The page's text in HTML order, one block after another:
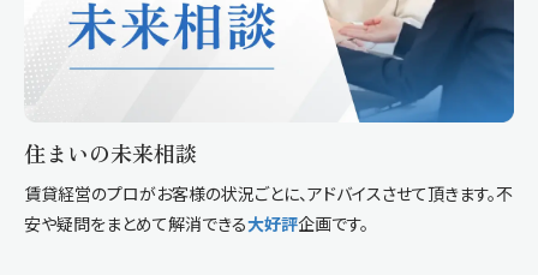
住まいの未来相談
賃貸経営のプロがお客様の状況ごとに、アドバイスさせて頂きます。不
安や疑問をまとめて解消できる大好評企画です。